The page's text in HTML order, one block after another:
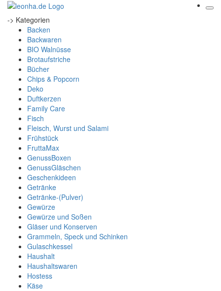
-> Kategorien
Backen
Backwaren
BIO Walnüsse
Brotaufstriche
Bücher
Chips & Popcorn
Deko
Duftkerzen
Family Care
Fisch
Fleisch, Wurst und Salami
Frühstück
FruttaMax
GenussBoxen
GenussGläschen
Geschenkideen
Getränke
Getränke-(Pulver)
Gewürze
Gewürze und Soßen
Gläser und Konserven
Grammeln, Speck und Schinken
Gulaschkessel
Haushalt
Haushaltswaren
Hostess
Käse